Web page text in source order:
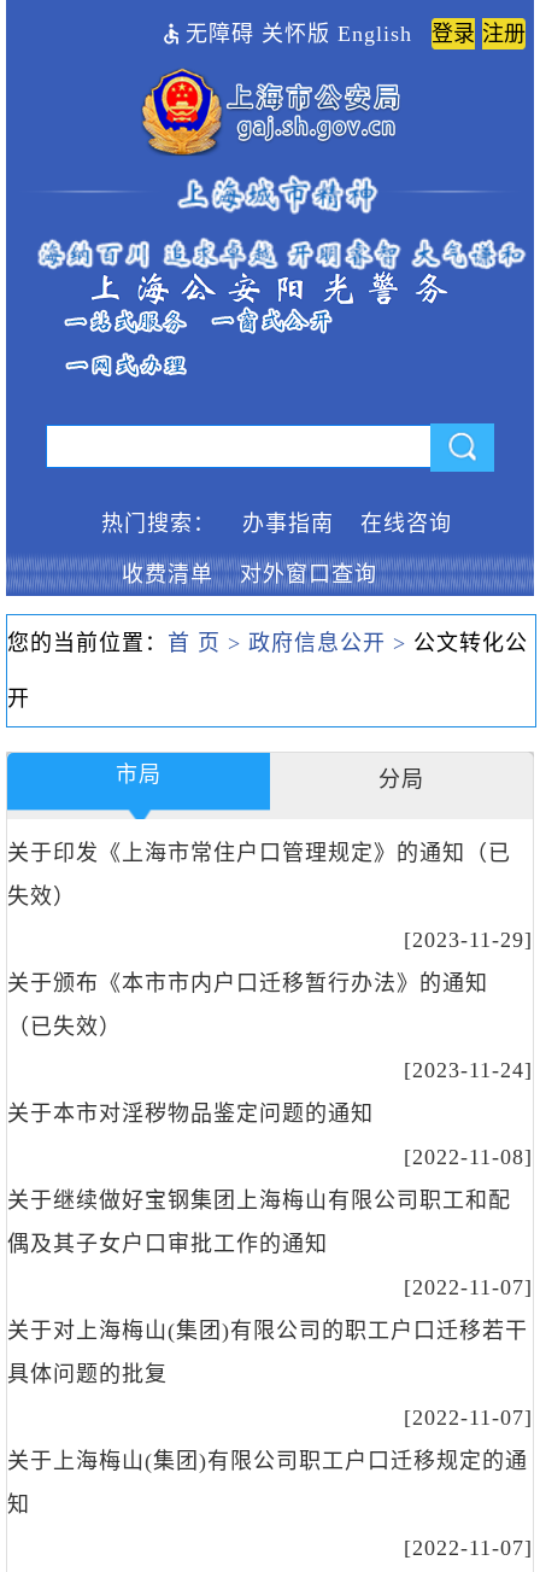
无障碍 关怀版 English
热门搜索： 办事指南 在线咨询
收费清单 对外窗口查询
您的当前位置： 首 页 > 政府信息公开 > 公文转化公
开
市局 分局
关于印发《上海市常住户口管理规定》的通知（已
失效）
[2023-11-29]
关于颁布《本市市内户口迁移暂行办法》的通知
（已失效）
[2023-11-24]
关于本市对淫秽物品鉴定问题的通知
[2022-11-08]
关于继续做好宝钢集团上海梅山有限公司职工和配
偶及其子女户口审批工作的通知
[2022-11-07]
关于对上海梅山(集团)有限公司的职工户口迁移若干
具体问题的批复
[2022-11-07]
关于上海梅山(集团)有限公司职工户口迁移规定的通
知
[2022-11-07]